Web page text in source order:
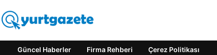
Güncel Haberler Firma Rehberi Çerez Politikası